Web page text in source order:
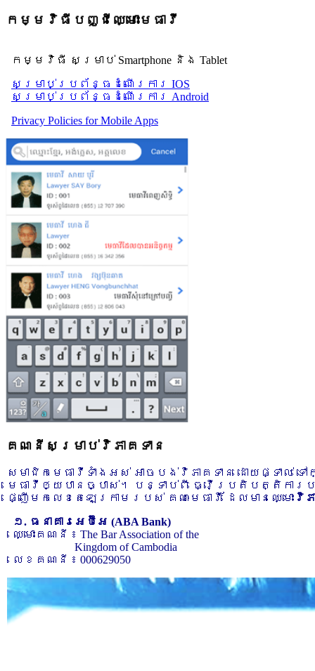
កម្មវិធីបញ្ជីឈ្មោះមេធាវី
កម្មវិធី សម្រាប់ Smartphone និង Tablet
សម្រាប់​ប្រព័ន្ធដំណើរការ IOS
សម្រាប់​ប្រព័ន្ធដំណើរការ Android
Privacy Policies for Mobile Apps
គណនីសម្រាប់វិភាគទាន
សមាជិកមេធាវីទាំងអស់ អាចបង់វិភាគទាន ដោយផ្ទាល់
មេធាវីឲ្យបានច្បាស់។ បន្ទាប់ពី ធ្វើប្រតិបត្តិកា
ផ្ញើមកលេខតេឡេក្រាមរបស់ គណៈមេធាវី ដែលមានឈ្មោះ វិភ
១. ធនាគារអេប៊ីអេ (ABA Bank)
ឈ្មោះគណនី ៖ The Bar Association of the
Kingdom of Cambodia
លេខគណនី ៖ 000629050